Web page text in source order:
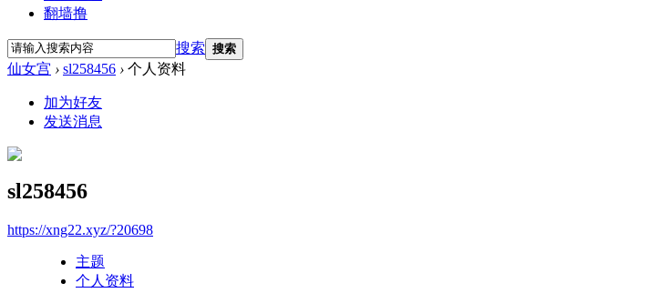
翻墙撸
搜索 搜索
仙女宫 › sl258456 › 个人资料
加为好友
发送消息
sl258456
https://xng22.xyz/?20698
主题
个人资料